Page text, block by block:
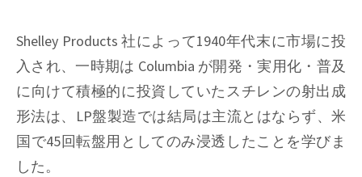
Shelley Products 社によって1940年代末に市場に投
入され、一時期は Columbia が開発・実用化・普及
に向けて積極的に投資していたスチレンの射出成
形法は、LP盤製造では結局は主流とはならず、米
国で45回転盤用としてのみ浸透したことを学びま
した。